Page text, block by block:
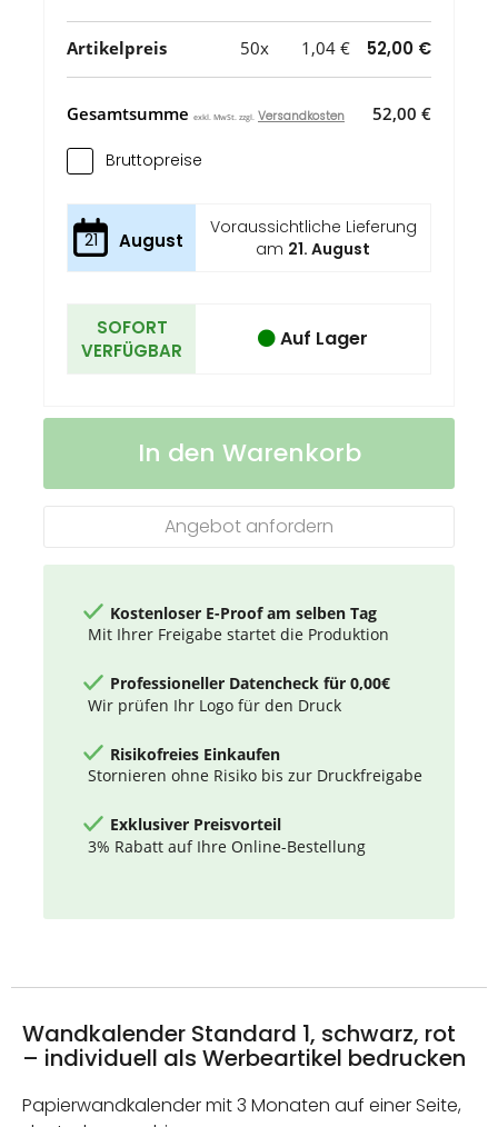
Artikelpreis 50x 1,04 € 52,00 €
Gesamtsumme exkl. MwSt. zzgl. Versandkosten 52,00 €
Bruttopreise
21 August
Voraussichtliche Lieferung
am 21. August
SOFORT
VERFÜGBAR
Auf Lager
Wandkalender
Auf
In den Warenkorb
Angebot anfordern
Kostenloser E-Proof am selben Tag
Mit Ihrer Freigabe startet die Produktion
Professioneller Datencheck für 0,00€
Wir prüfen Ihr Logo für den Druck
Risikofreies Einkaufen
Stornieren ohne Risiko bis zur Druckfreigabe
Exklusiver Preisvorteil
3% Rabatt auf Ihre Online-Bestellung
Wandkalender Standard 1, schwarz, rot
– individuell als Werbeartikel bedrucken
Papierwandkalender mit 3 Monaten auf einer Seite,